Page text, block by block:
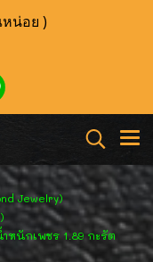
น่อย )
Jewelry)
หนักเพชร 1.89 กะรัต